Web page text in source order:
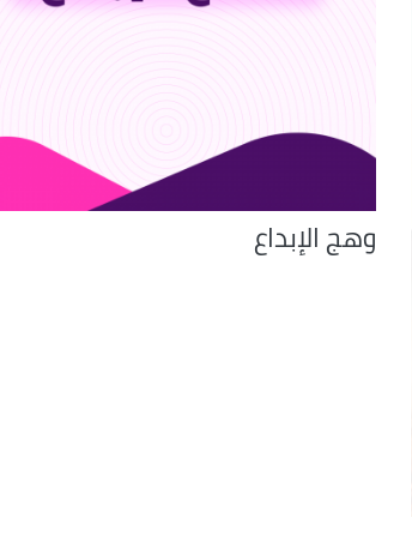
وهج الإبداع